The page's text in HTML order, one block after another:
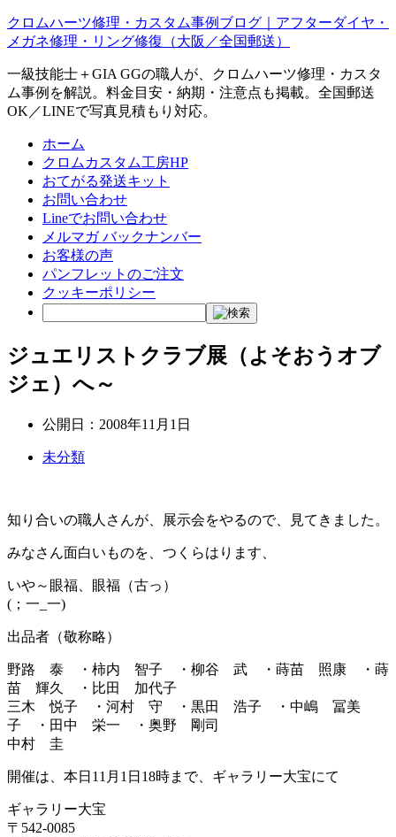
クロムハーツ修理・カスタム事例ブログ｜アフターダイヤ・
メガネ修理・リング修復（大阪／全国郵送）
一級技能士＋GIA GGの職人が、クロムハーツ修理・カスタ
ム事例を解説。料金目安・納期・注意点も掲載。全国郵送
OK／LINEで写真見積もり対応。
ホーム
クロムカスタム工房HP
おてがる発送キット
お問い合わせ
Lineでお問い合わせ
メルマガ バックナンバー
お客様の声
パンフレットのご注文
クッキーポリシー
ジュエリストクラブ展（よそおうオブ
ジェ）へ～
公開日： 2008年11月1日
未分類
知り合いの職人さんが、展示会をやるので、見てきました。
みなさん面白いものを、つくらはります、
いや～眼福、眼福（古っ）
(；一_一)
出品者（敬称略）
野路 泰 ・柿内 智子 ・柳谷 武 ・蒔苗 照康 ・蒔
苗 輝久 ・比田 加代子
三木 悦子 ・河村 守 ・黒田 浩子 ・中嶋 冨美
子 ・田中 栄一 ・奥野 剛司
中村 圭
開催は、本日11月1日18時まで、ギャラリー大宝にて
ギャラリー大宝
〒542-0085